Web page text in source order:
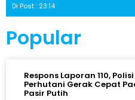
Di Post : 23:14
Popular
Respons Laporan 110,
Perhutani Gerak Cepat
Pasir Putih